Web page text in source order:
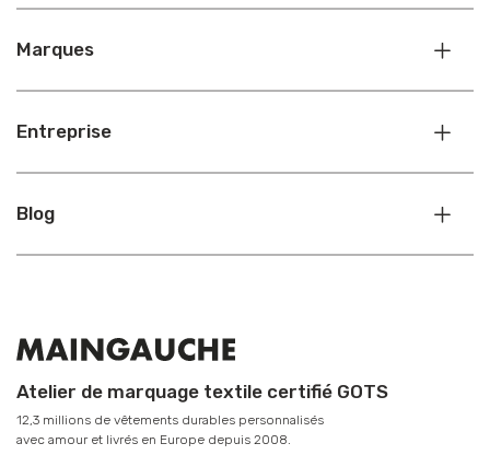
Marques
Entreprise
Blog
Atelier de marquage textile certifié GOTS
12,3 millions de vêtements durables personnalisés
avec amour et livrés en Europe depuis 2008.